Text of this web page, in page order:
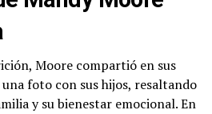
Moore compartió en sus
foto con sus hijos, resaltando
y su bienestar emocional. En